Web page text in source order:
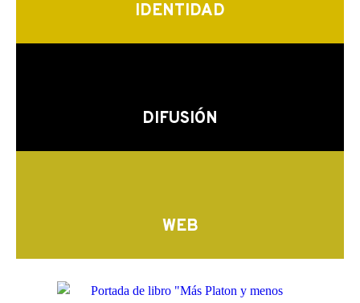
IDENTIDAD
DIFUSIÓN
WEB